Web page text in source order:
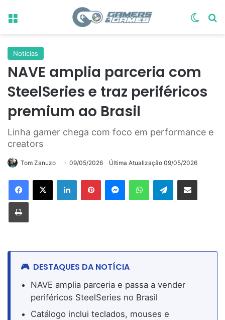
Menu
Notícias
NAVE amplia parceria com
SteelSeries e traz periféricos
premium ao Brasil
Linha gamer chega com foco em performance e
creators
Tom Zanuzo 09/05/2026 Última Atualização 09/05/2026
LinkedinPinterestMessengerWhatsAppTelegramCompartilhar via e-mail
Imprimir
DESTAQUES DA NOTÍCIA
NAVE amplia parceria e passa a vender
periféricos SteelSeries no Brasil
Catálogo inclui teclados, mouses e